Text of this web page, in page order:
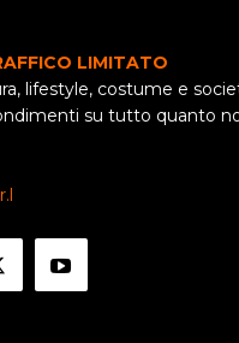
LIMITATO
lifestyle, costume e
su tutto quanto